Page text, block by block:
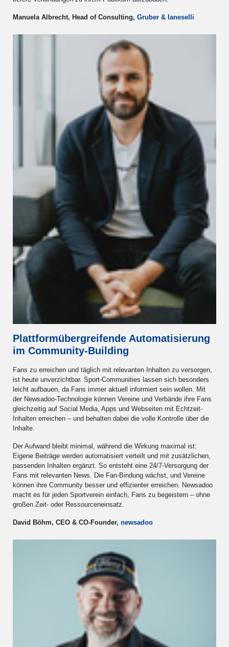
Manuela Albrecht, Head of Consulting, Gruber & Ianeselli
Plattformübergreifende Automatisierung
im Community-Building
Fans zu erreichen und täglich mit relevanten Inhalten zu versorgen,
ist heute unverzichtbar. Sport-Communities lassen sich besonders
leicht aufbauen, da Fans immer aktuell informiert sein wollen. Mit
der Newsadoo-Technologie können Vereine und Verbände ihre Fans
gleichzeitig auf Social Media, Apps und Webseiten mit Echtzeit-
Inhalten erreichen – und behalten dabei die volle Kontrolle über die
Inhalte.
Der Aufwand bleibt minimal, während die Wirkung maximal ist:
Eigene Beiträge werden automatisiert verteilt und mit zusätzlichen,
passenden Inhalten ergänzt. So entsteht eine 24/7-Versorgung der
Fans mit relevanten News. Die Fan-Bindung wächst, und Vereine
können ihre Community besser und effizienter erreichen. Newsadoo
macht es für jeden Sportverein einfach, Fans zu begeistern – ohne
großen Zeit- oder Ressourceneinsatz.
David Böhm, CEO & CO-Founder, newsadoo